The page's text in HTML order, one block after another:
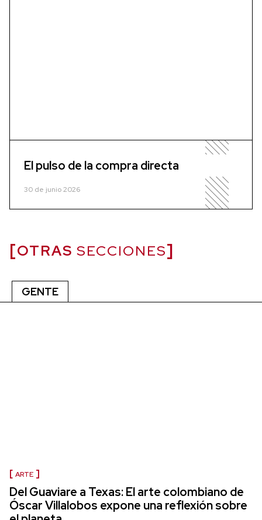
El pulso de la compra directa
30 de junio 2026
OTRAS SECCIONES
GENTE
ARTE
Del Guaviare a Texas: El arte colombiano de
Óscar Villalobos expone una reflexión sobre